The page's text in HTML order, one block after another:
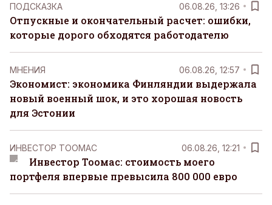
ПОДСКАЗКА 06.08.26, 13:26
Отпускные и окончательный расчет: ошибки,
которые дорого обходятся работодателю
MНЕНИЯ 06.08.26, 12:57
Экономист: экономика Финляндии выдержала
новый военный шок, и это хорошая новость
для Эстонии
ИНВЕСТОР ТООМАС 06.08.26, 12:21
Инвестор Тоомас: стоимость моего
портфеля впервые превысила 800 000 евро